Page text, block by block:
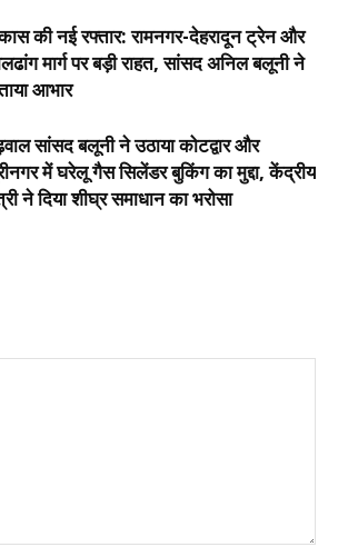
की नई रफ्तार: रामनगर-देहरादून ट्रेन और
मार्ग पर बड़ी राहत, सांसद अनिल बलूनी ने
आभार
सांसद बलूनी ने उठाया कोटद्वार और
में घरेलू गैस सिलेंडर बुकिंग का मुद्दा, केंद्रीय
ने दिया शीघ्र समाधान का भरोसा